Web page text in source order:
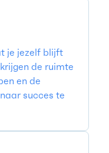
je jezelf blijft
de ruimte
en de
succes te